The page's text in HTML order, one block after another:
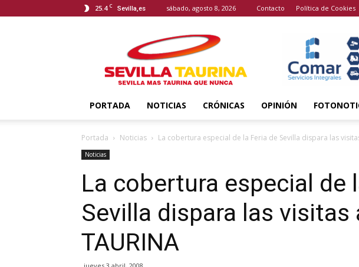
25.4 C Sevilla,es sábado, agosto 8, 2026 Contacto Política de Cookies
Taurina
PORTADA NOTICIAS CRÓNICAS OPINIÓN
Portada Noticias La cobertura especial de la Feria de Sevilla dispara las
Noticias
La cobertura especial de
Sevilla dispara las visitas
TAURINA